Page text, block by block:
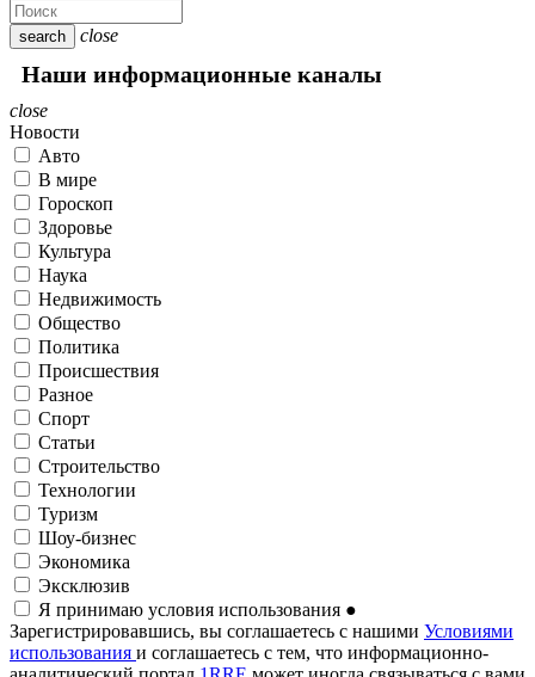
search close
Наши информационные каналы
close
Новости
Авто
В мире
Гороскоп
Здоровье
Культура
Наука
Недвижимость
Общество
Политика
Происшествия
Разное
Спорт
Статьи
Строительство
Технологии
Туризм
Шоу-бизнес
Экономика
Эксклюзив
Я принимаю условия использования ●
Зарегистрировавшись, вы соглашаетесь с нашими Условиями
использования и соглашаетесь с тем, что информационно-